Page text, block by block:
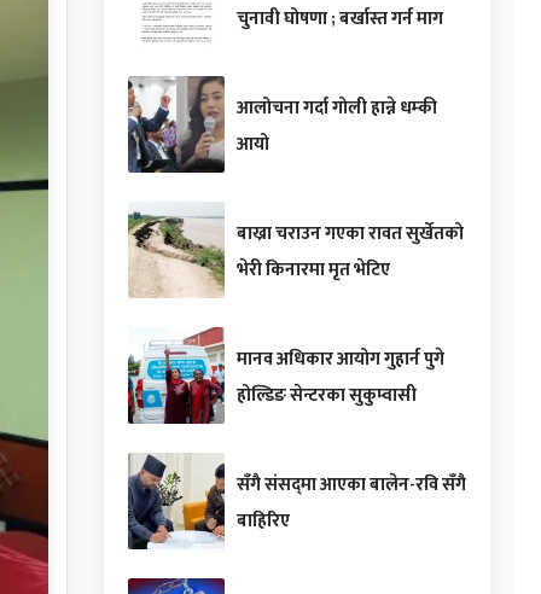
चुनावी घोषणा ; बर्खास्त गर्न माग
आलोचना गर्दा गोली हान्ने धम्की
आयो
बाख्रा चराउन गएका रावत सुर्खेतको
भेरी किनारमा मृत भेटिए
मानव अधिकार आयोग गुहार्न पुगे
होल्डिङ सेन्टरका सुकुम्वासी
सँगै संसद्‌मा आएका बालेन-रवि सँगै
बाहिरिए